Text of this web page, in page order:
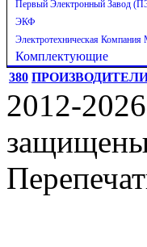
Первый Электронный Завод
ЭКФ
Электротехническая
Комплектующие
380
2012-